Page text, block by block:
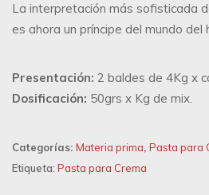
La interpretación más sofisticada
es ahora un príncipe del mundo del
Presentación: 2 baldes de 4Kg x
Dosificación: 50grs x Kg de mix.
Categorías: Materia prima, Pasta para
Etiqueta: Pasta para Crema